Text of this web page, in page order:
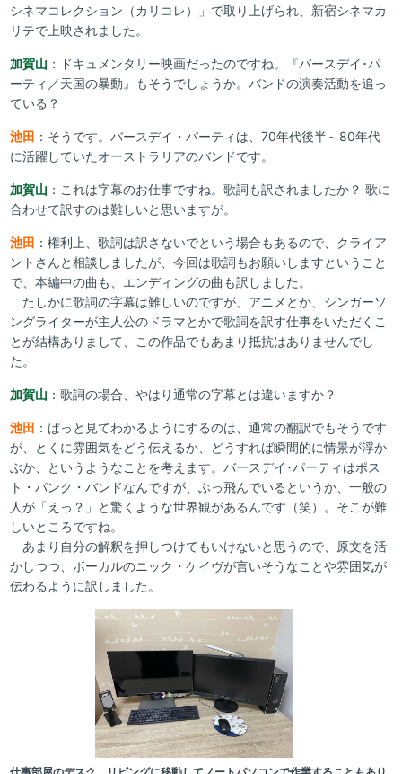
シネマコレクション（カリコレ）」で取り上げられ、新宿シネマカ
リテで上映されました。
加賀山 ：ドキュメンタリー映画だったのですね。『バースデイ･パ
ーティ／天国の暴動』もそうでしょうか。バンドの演奏活動を追っ
ている？
池田 ：そうです。バースデイ・パーティは、70年代後半～80年代
に活躍していたオーストラリアのバンドです。
加賀山 ：これは字幕のお仕事ですね。歌詞も訳されましたか？ 歌に
合わせて訳すのは難しいと思いますが。
池田 ：権利上、歌詞は訳さないでという場合もあるので、クライア
ントさんと相談しましたが、今回は歌詞もお願いしますということ
で、本編中の曲も、エンディングの曲も訳しました。
たしかに歌詞の字幕は難しいのですが、アニメとか、シンガーソ
ングライターが主人公のドラマとかで歌詞を訳す仕事をいただくこ
とが結構ありまして、この作品でもあまり抵抗はありませんでし
た。
加賀山 ：歌詞の場合、やはり通常の字幕とは違いますか？
池田 ：ぱっと見てわかるようにするのは、通常の翻訳でもそうです
が、とくに雰囲気をどう伝えるか、どうすれば瞬間的に情景が浮か
ぶか、というようなことを考えます。バースデイ･パーティはポス
ト・パンク・バンドなんですが、ぶっ飛んでいるというか、一般の
人が「えっ？」と驚くような世界観があるんです（笑）。そこが難
しいところですね。
あまり自分の解釈を押しつけてもいけないと思うので、原文を活
かしつつ、ボーカルのニック・ケイヴが言いそうなことや雰囲気が
伝わるように訳しました。